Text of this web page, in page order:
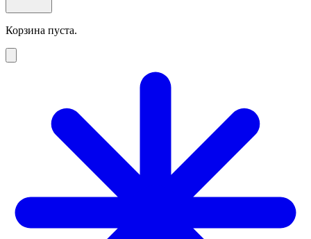
Корзина пуста.